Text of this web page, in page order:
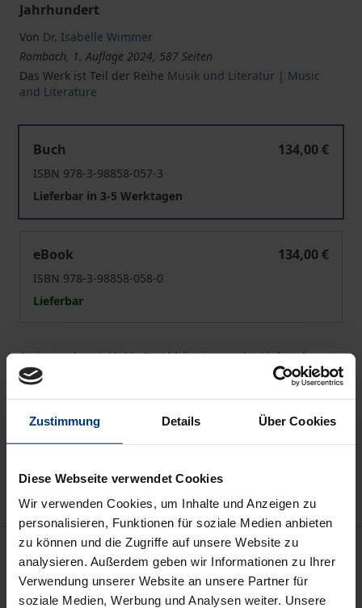
Zustimmung Details Über Cookies
Diese Webseite verwendet Cookies
Wir verwenden Cookies, um Inhalte und Anzeigen zu
personalisieren, Funktionen für soziale Medien anbieten
zu können und die Zugriffe auf unsere Website zu
analysieren. Außerdem geben wir Informationen zu Ihrer
Verwendung unserer Website an unsere Partner für
soziale Medien, Werbung und Analysen weiter. Unsere
Jahrhundert
Von Dr. Isabelle Wimmer
Rombach, 1. Auflage 2024, 587 Seiten
Das Werk ist Teil der Reihe Musik und Literatur | Music
and Literature
Buch
134,00 €
ISBN 978-3-98858-057-3
Lieferbar in 3-5 Werktagen
eBook
134,00 €
ISBN 978-3-98858-058-0
Lieferbar
Preisangaben inkl. MwSt. Abhängig von der Lieferadresse
kann die MwSt. an der Kasse variieren.
In den Warenkorb
Zur Wunschliste hinzufügen
Beschreibung
Faust, Mignon, Werther: Diese Operntitel sind nur ein